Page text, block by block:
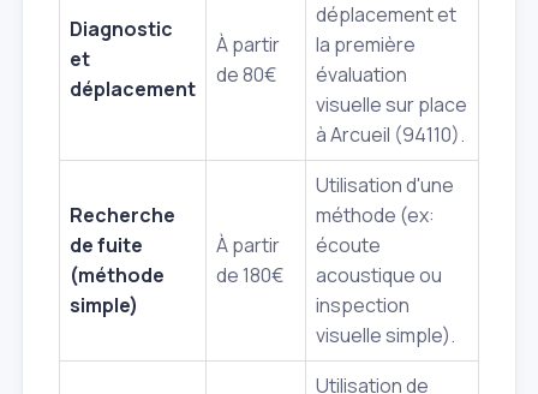
Diagnostic
et
déplacement
À partir
de 80€
déplacement et
la première
évaluation
visuelle sur place
à Arcueil (94110).
Recherche
de fuite
(méthode
simple)
À partir
de 180€
Utilisation d'une
méthode (ex:
écoute
acoustique ou
inspection
visuelle simple).
Utilisation de